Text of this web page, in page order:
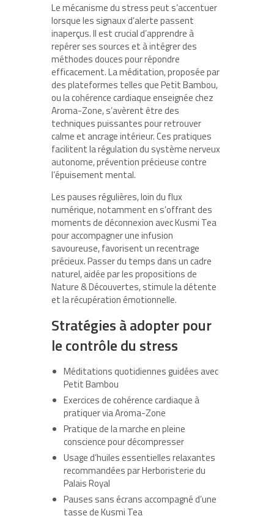
Le mécanisme du stress peut s’accentuer
lorsque les signaux d’alerte passent
inaperçus. Il est crucial d’apprendre à
repérer ses sources et à intégrer des
méthodes douces pour répondre
efficacement. La méditation, proposée par
des plateformes telles que Petit Bambou,
ou la cohérence cardiaque enseignée chez
Aroma-Zone, s’avèrent être des
techniques puissantes pour retrouver
calme et ancrage intérieur. Ces pratiques
facilitent la régulation du système nerveux
autonome, prévention précieuse contre
l’épuisement mental.
Les pauses régulières, loin du flux
numérique, notamment en s’offrant des
moments de déconnexion avec Kusmi Tea
pour accompagner une infusion
savoureuse, favorisent un recentrage
précieux. Passer du temps dans un cadre
naturel, aidée par les propositions de
Nature & Découvertes, stimule la détente
et la récupération émotionnelle.
Stratégies à adopter pour
le contrôle du stress
Méditations quotidiennes guidées avec
Petit Bambou
Exercices de cohérence cardiaque à
pratiquer via Aroma-Zone
Pratique de la marche en pleine
conscience pour décompresser
Usage d’huiles essentielles relaxantes
recommandées par Herboristerie du
Palais Royal
Pauses sans écrans accompagné d’une
tasse de Kusmi Tea